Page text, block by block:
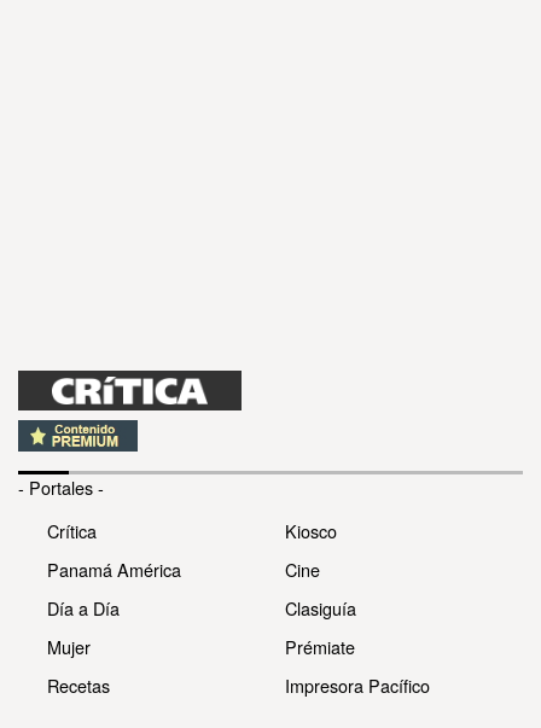
- Portales -
Crítica
Panamá América
Día a Día
Mujer
Recetas
Kiosco
Cine
Clasiguía
Prémiate
Impresora Pacífico